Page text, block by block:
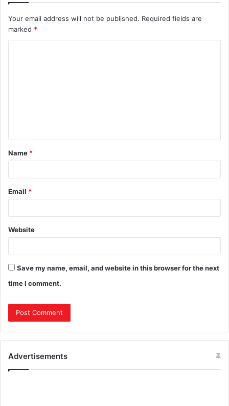
Your email address will not be published. Required fields are
marked *
Name *
Email *
Website
Save my name, email, and website in this browser for the next
time I comment.
Advertisements